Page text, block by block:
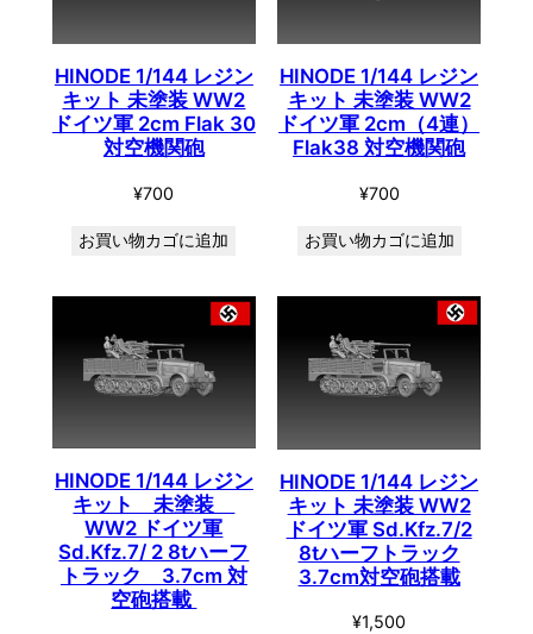
HINODE 1/144 レジン
キット 未塗装 WW2
ドイツ軍 2cm Flak 30
対空機関砲
¥700
お買い物カゴに追加
HINODE 1/144 レジン
キット 未塗装 WW2
ドイツ軍 2cm（4連）
Flak38 対空機関砲
¥700
お買い物カゴに追加
HINODE 1/144 レジン
キット 未塗装
WW2 ドイツ軍
Sd.Kfz.7/ 2 8tハーフ
トラック 3.7cm 対
空砲搭載
HINODE 1/144 レジン
キット 未塗装 WW2
ドイツ軍 Sd.Kfz.7/2
8tハーフトラック
3.7cm対空砲搭載
¥1,500